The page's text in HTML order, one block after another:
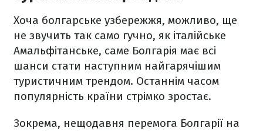
Хоча болгарське узбережжя, можливо, ще
не звучить так само гучно, як італійське
Амальфітанське, саме Болгарія має всі
шанси стати наступним найгарячішим
туристичним трендом. Останнім часом
популярність країни стрімко зростає.
Зокрема, нещодавня перемога Болгарії на